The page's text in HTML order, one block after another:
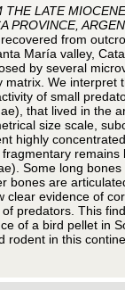
THE LATE MIOCENE
PROVINCE,
from
María valley,
by several
matrix. We interpret
of small
that lived in the
size scale,
highly
remains
Some long
bones are
clear evidence of
predators. This
of a bird pellet in
rodent in this